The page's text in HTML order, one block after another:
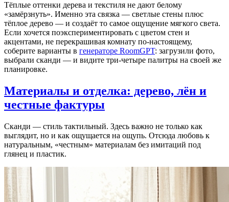
Тёплые оттенки дерева и текстиля не дают белому
«замёрзнуть». Именно эта связка — светлые стены плюс
тёплое дерево — и создаёт то самое ощущение мягкого света.
Если хочется поэкспериментировать с цветом стен и
акцентами, не перекрашивая комнату по-настоящему,
соберите варианты в генераторе RoomGPT: загрузили фото,
выбрали сканди — и видите три-четыре палитры на своей же
планировке.
Материалы и отделка: дерево, лён и
честные фактуры
Сканди — стиль тактильный. Здесь важно не только как
выглядит, но и как ощущается на ощупь. Отсюда любовь к
натуральным, «честным» материалам без имитаций под
глянец и пластик.